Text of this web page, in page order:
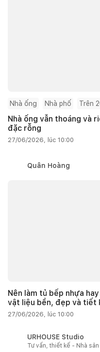
Nhà ống Nhà phố Trên
Nhà ống vẫn thoáng và
đặc rỗng
27/06/2026, lúc 10:00
Quân Hoàng
Nên làm tủ bếp nhựa
vật liệu bền, đẹp và tiết
27/06/2026, lúc 10:00
URHOUSE Studio
Tư vấn, thiết kế - Nhà sản